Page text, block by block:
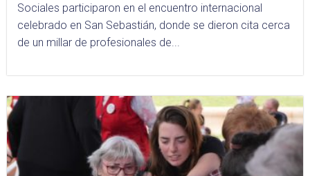
Sociales participaron en el encuentro internacional
celebrado en San Sebastián, donde se dieron cita cerca
de un millar de profesionales de...